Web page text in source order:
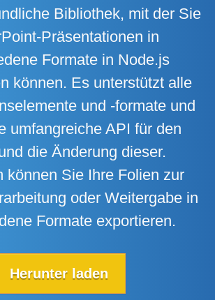
Bibliothek, mit der Sie
Präsentationen in
Formate in Node.js
können. Es unterstützt alle
und -formate und
umfangreiche API für den
die Änderung dieser.
können Sie Ihre Folien zur
oder Weitergabe in
Formate exportieren.
Herunter laden